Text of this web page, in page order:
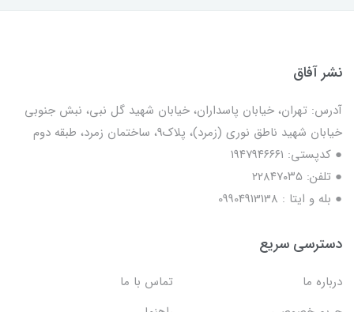
نشر آفاق
آدرس: تهران، خیابان پاسداران، خیابان شهید گل نبی، نبش جنوبی
خیابان شهید ناطق نوری (زمرد)، پلاک9، ساختمان زمرد، طبقه دوم
● کدپستی: ۱۹۴۷۹۴۶۶۶۱
● تلفن: ٢٢٨۴٧۰۳۵
● بله و ایتا : 09904913138
دسترسی سریع
درباره ما
تماس با ما